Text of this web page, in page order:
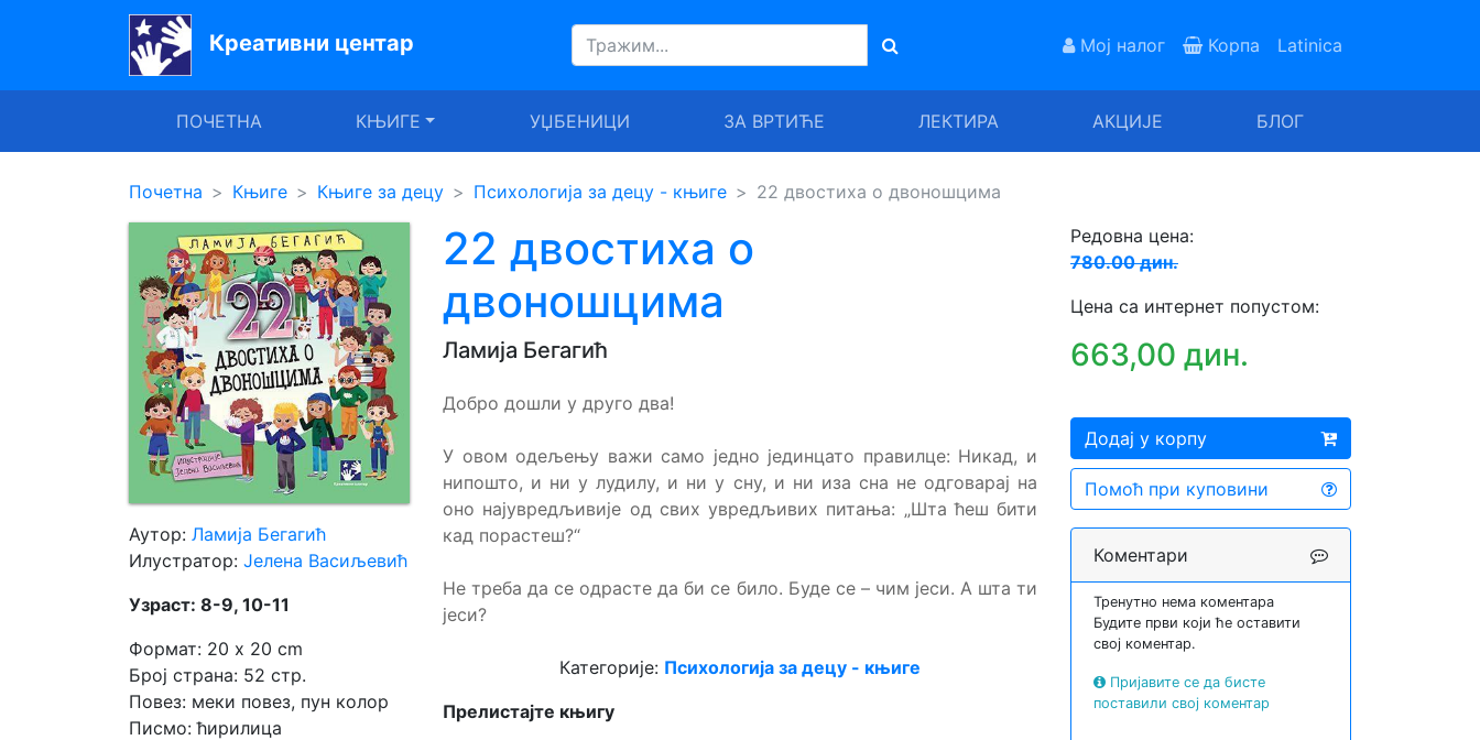
Креативни центар Мој налог Корпа Latinica
ПОЧЕТНА КЊИГЕ УЏБЕНИЦИ ЗА ВРТИЋЕ ЛЕКТИРА АКЦИЈЕ БЛОГ
Почетна
УџбенициПочетна Књиге Књиге за децу Психологија за децу - књиге 22 двостиха о двоношцима
Аутор: Ламија Бегагић
Илустратор: Јелена Васиљевић
Узраст: 8-9, 10-11
Формат: 20 x 20 cm
Број страна: 52 стр.
Повез: меки повез, пун колор
Писмо: ћирилица
22 двостиха о
двоношцима
Ламија Бегагић
Добро дошли у друго два!
У овом одељењу важи само једно јединцато правилце: Никад, и
нипошто, и ни у лудилу, и ни у сну, и ни иза сна не одговарај на
оно најувредљивије од свих увредљивих питања: „Шта ћеш бити
кад порастеш?“
Не треба да се одрасте да би се било. Буде се – чим јеси. А шта ти
јеси?
Категорије: Психологија за децу - књиге
Прелистајте књигу
Редовна цена:
780.00 дин.
Цена са интернет попустом:
663,00 дин.
Додај у корпу
Помоћ при куповини
Коментари
Тренутно нема коментара
Будите први који ће оставити
свој коментар.
Пријавите се да бисте
поставили свој коментар